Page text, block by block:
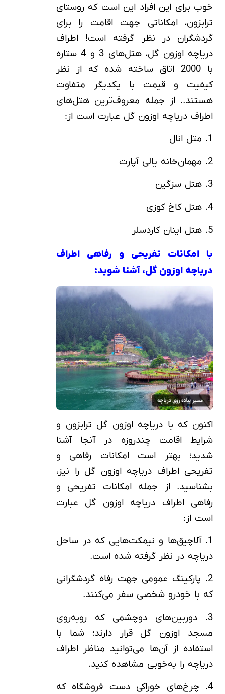
خوب برای این افراد این است که روستای
ترابزون، امکاناتی جهت اقامت را برای
گردشگران در نظر گرفته است! اطراف
دریاچه اوزون گل، هتل‌های 3 و 4 ستاره
با 2000 اتاق ساخته شده که از نظر
کیفیت و قیمت با یکدیگر متفاوت
هستند.. از جمله معروف‌ترین هتل‌های
اطراف دریاچه اوزون گل عبارت است از:
1. متل انال
2. مهمان‌خانه یالی آپارت
3. هتل سزگین
4. هتل کاخ کوزی
5. هتل اینان کاردسلر
با امکانات تفریحی و رفاهی اطراف
دریاچه اوزون گل، آشنا شوید:
اکنون که با دریاچه اوزون گل ترابزون و
شرایط اقامت چندروزه در آنجا آشنا
شدید؛ بهتر است امکانات رفاهی و
تفریحی اطراف دریاچه اوزون گل را نیز،
بشناسید. از جمله امکانات تفریحی و
رفاهی اطراف دریاچه اوزون گل عبارت
است از:
1. آلاچیق‌ها و نیمکت‌هایی که در ساحل
دریاچه در نظر گرفته شده است.
2. پارکینگ عمومی جهت رفاه گردشگرانی
که با خودرو شخصی سفر می‌کنند.
3. دوربین‌های دوچشمی که روبه‌روی
مسجد اوزون گل قرار دارند؛ شما با
استفاده از آن‌ها می‌توانید مناظر اطراف
دریاچه را به‌خوبی مشاهده کنید.
4. چرخ‌های خوراکی دست فروشگاه که